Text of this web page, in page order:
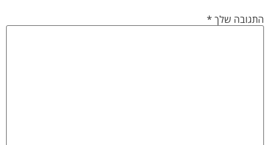
התגובה שלך*